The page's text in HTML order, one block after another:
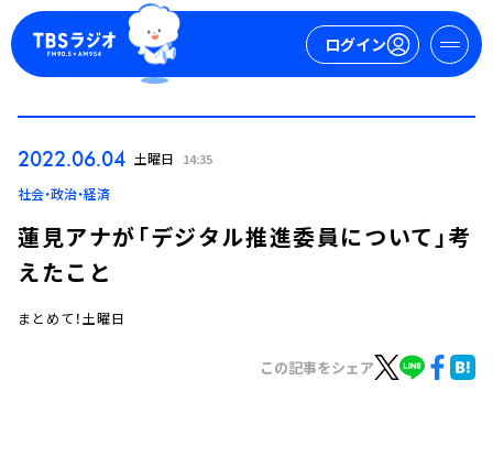
ログイン
2022.06.04 土曜日 14:35
社会・政治・経済
蓮見アナが「デジタル推進委員について」考
えたこと
まとめて！土曜日
この記事をシェア